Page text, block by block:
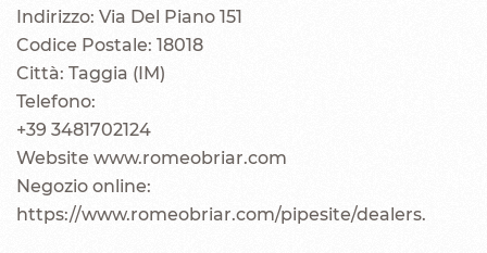
Indirizzo: Via Del Piano 151
Codice Postale: 18018
Città: Taggia (IM)
Telefono:
+39 3481702124
Website www.romeobriar.com
Negozio online:
https://www.romeobriar.com/pipesite/dealers.